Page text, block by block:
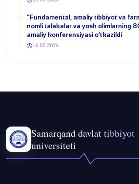
​"Fundamental, amaliy tibbiyot va
nomli talabalar va yosh olimlarning
amaliy konferensiyasi o‘tkazildi
16.05.2026
Samarqand davlat tibbiyot
universiteti